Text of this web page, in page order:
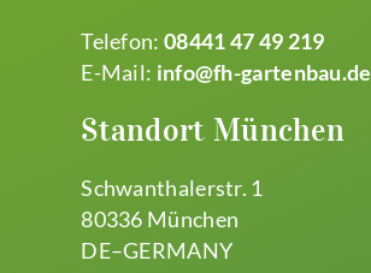
Telefon: 08441 47 49 219
E-Mail: info@fh-gartenbau.de
Standort München
Schwanthalerstr. 1
80336 München
DE–GERMANY